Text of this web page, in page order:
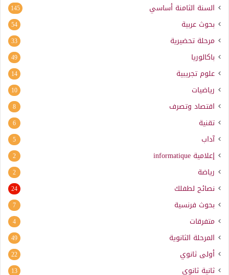
السنة الثامنة أساسي 145
بحوث عربية 54
مرحلة تحضيرية 33
باكالوريا 49
علوم تجريبية 14
رياضيات 10
اقتصاد وتصرف 8
تقنية 6
آداب 5
إعلامية informatique
2
رياضة 2
نصائح لطفلك 24
بحوث فرنسية 7
متفرقات 4
المرحلة الثانوية 49
أولى ثانوي 22
ثانية ثانوي 13